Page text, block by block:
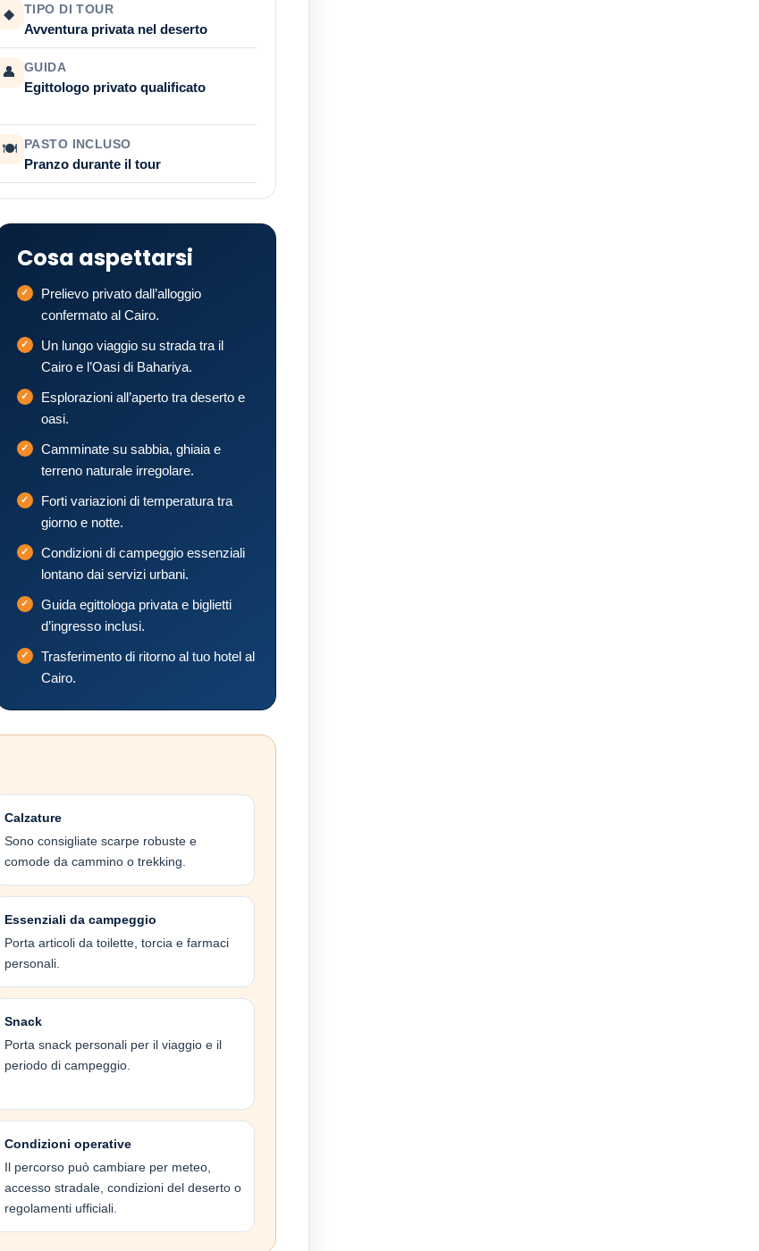
◆ TIPO DI TOUR
Avventura privata nel deserto
👤 GUIDA
Egittologo privato qualificato
🍽 PASTO INCLUSO
Pranzo durante il tour
Cosa aspettarsi
Prelievo privato dall’alloggio
confermato al Cairo.
Un lungo viaggio su strada tra il
Cairo e l’Oasi di Bahariya.
Esplorazioni all’aperto tra deserto e
oasi.
Camminate su sabbia, ghiaia e
terreno naturale irregolare.
Forti variazioni di temperatura tra
giorno e notte.
Condizioni di campeggio essenziali
lontano dai servizi urbani.
Guida egittologa privata e biglietti
d’ingresso inclusi.
Trasferimento di ritorno al tuo hotel al
Cairo.
Calzature
Sono consigliate scarpe robuste e
comode da cammino o trekking.
Essenziali da campeggio
Porta articoli da toilette, torcia e farmaci
personali.
Snack
Porta snack personali per il viaggio e il
periodo di campeggio.
Condizioni operative
Il percorso può cambiare per meteo,
accesso stradale, condizioni del deserto o
regolamenti ufficiali.